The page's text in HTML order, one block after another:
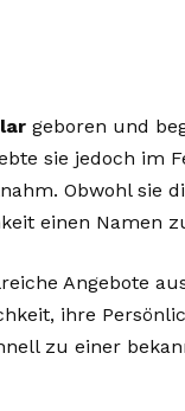
geboren und
sie jedoch im
Obwohl sie
einen Namen
Angebote
ihre
zu einer